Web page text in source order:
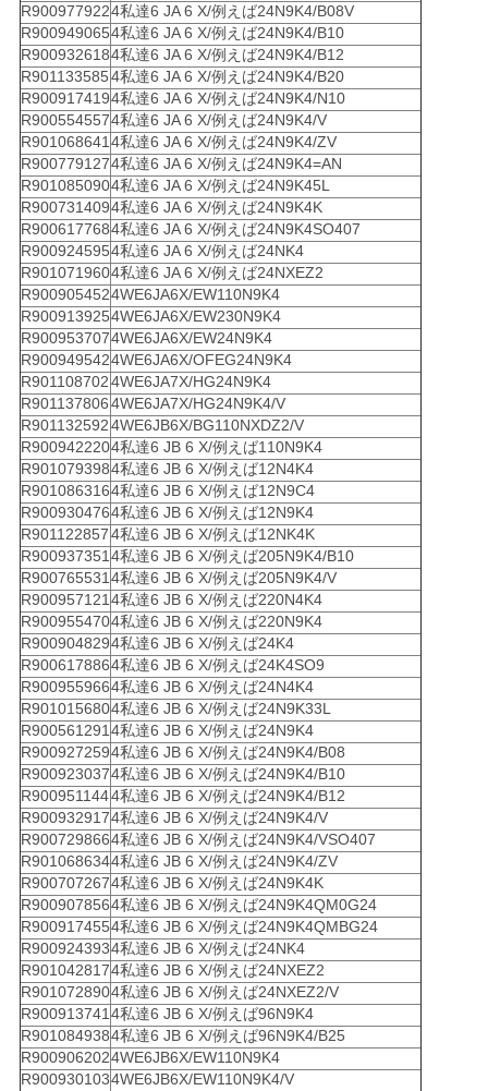
R9009779224私達6 JA 6 X/例えば24N9K4/B08V
R9009490654私達6 JA 6 X/例えば24N9K4/B10
R9009326184私達6 JA 6 X/例えば24N9K4/B12
R9011335854私達6 JA 6 X/例えば24N9K4/B20
R9009174194私達6 JA 6 X/例えば24N9K4/N10
R9005545574私達6 JA 6 X/例えば24N9K4/V
R901068641 4私達6 JA 6 X/例えば24N9K4/ZV
R9007791274私達6 JA 6 X/例えば24N9K4=AN
R9010850904私達6 JA 6 X/例えば24N9K45L
R9007314094私達6 JA 6 X/例えば24N9K4K
R9006177684私達6 JA 6 X/例えば24N9K4SO407
R9009245954私達6 JA 6 X/例えば24NK4
R9010719604私達6 JA 6 X/例えば24NXEZ2
R9009054524WE6JA6X/EW110N9K4
R9009139254WE6JA6X/EW230N9K4
R9009537074WE6JA6X/EW24N9K4
R9009495424WE6JA6X/OFEG24N9K4
R9011087024WE6JA7X/HG24N9K4
R9011378064WE6JA7X/HG24N9K4/V
R9011325924WE6JB6X/BG110NXDZ2/V
R9009422204私達6 JB 6 X/例えば110N9K4
R9010793984私達6 JB 6 X/例えば12N4K4
R9010863164私達6 JB 6 X/例えば12N9C4
R9009304764私達6 JB 6 X/例えば12N9K4
R9011228574私達6 JB 6 X/例えば12NK4K
R900937351 4私達6 JB 6 X/例えば205N9K4/B10
R900765531 4私達6 JB 6 X/例えば205N9K4/V
R900957121 4私達6 JB 6 X/例えば220N4K4
R9009554704私達6 JB 6 X/例えば220N9K4
R9009048294私達6 JB 6 X/例えば24K4
R9006178864私達6 JB 6 X/例えば24K4SO9
R9009559664私達6 JB 6 X/例えば24N4K4
R9010156804私達6 JB 6 X/例えば24N9K33L
R900561291 4私達6 JB 6 X/例えば24N9K4
R9009272594私達6 JB 6 X/例えば24N9K4/B08
R9009230374私達6 JB 6 X/例えば24N9K4/B10
R9009511444私達6 JB 6 X/例えば24N9K4/B12
R9009329174私達6 JB 6 X/例えば24N9K4/V
R9007298664私達6 JB 6 X/例えば24N9K4/VSO407
R9010686344私達6 JB 6 X/例えば24N9K4/ZV
R9007072674私達6 JB 6 X/例えば24N9K4K
R9009078564私達6 JB 6 X/例えば24N9K4QM0G24
R9009174554私達6 JB 6 X/例えば24N9K4QMBG24
R9009243934私達6 JB 6 X/例えば24NK4
R9010428174私達6 JB 6 X/例えば24NXEZ2
R9010728904私達6 JB 6 X/例えば24NXEZ2/V
R900913741 4私達6 JB 6 X/例えば96N9K4
R9010849384私達6 JB 6 X/例えば96N9K4/B25
R9009062024WE6JB6X/EW110N9K4
R9009301034WE6JB6X/EW110N9K4/V